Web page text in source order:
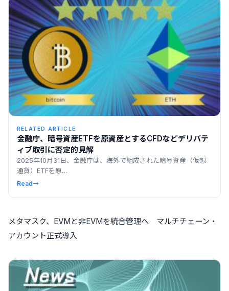
RELATED ARTICLE
金融庁、暗号資産ETFを原資産とするCFDなどデリバテ
ィブ取引に否定的見解
2025年10月31日、金融庁は、海外で組成された暗号資産（仮想
通貨）ETFを原…
Read→
メタマスク、EVMと非EVMを統合管理へ マルチチェーン・
アカウント正式導入